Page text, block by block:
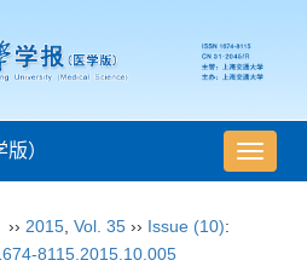
导
航
）
›› 2015 Vol. 35 ›› Issue (10):
8115.2015.10.005